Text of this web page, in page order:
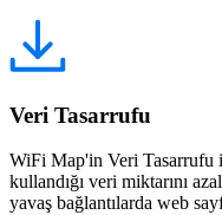
Veri Tasarrufu
WiFi Map'in Veri Tasarrufu
kullandığı veri miktarını
yavaş bağlantılarda web